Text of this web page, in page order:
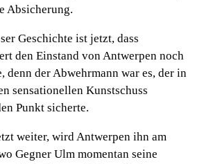
Absicherung.
Geschichte ist jetzt, dass
den Einstand von Antwerpen noch
denn der Abwehrmann war es, der in
sensationellen Kunstschuss
Punkt sicherte.
weiter, wird Antwerpen ihn am
Gegner Ulm momentan seine